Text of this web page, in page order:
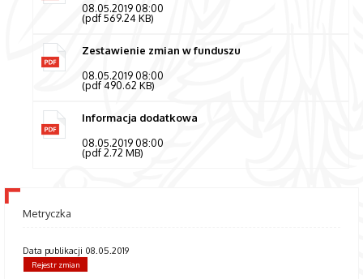
08.05.2019 08:00
(pdf 569.24 KB)
Zestawienie zmian w funduszu
08.05.2019 08:00
(pdf 490.62 KB)
Informacja dodatkowa
08.05.2019 08:00
(pdf 2.72 MB)
Metryczka
Data publikacji 08.05.2019
Rejestr zmian